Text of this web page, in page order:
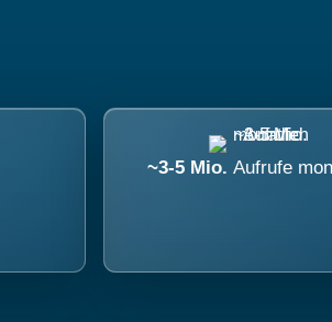
~3-5 Mio. Aufrufe